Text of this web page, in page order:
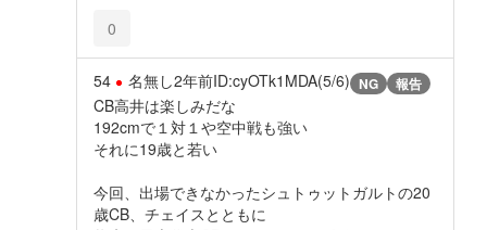
0
54 名無し2年前ID:cyOTk1MDA(5/6) NG 報告
CB高井は楽しみだな
192cmで１対１や空中戦も強い
それに19歳と若い
今回、出場できなかったシュトゥットガルトの20
歳CB、チェイスとともに